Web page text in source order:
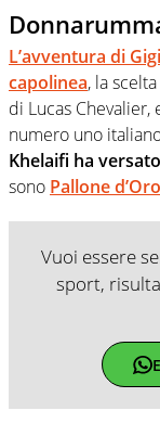
L’avventura di
capolinea, la
di Lucas
numero uno
Khelaifi ha
sono Pallone
Vuoi essere
sport,